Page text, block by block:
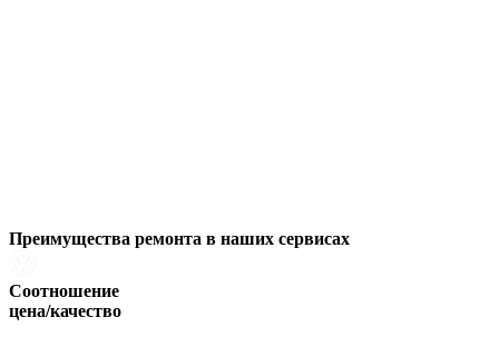
Преимущества ремонта в наших сервисах
Соотношение
цена/качество